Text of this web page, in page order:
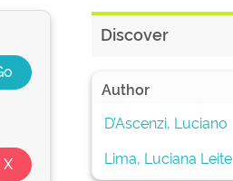
Discover
Author
D’Ascenzi, Luciano
Lima, Luciana Leite